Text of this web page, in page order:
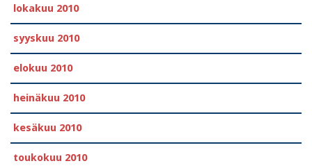
lokakuu 2010
syyskuu 2010
elokuu 2010
heinäkuu 2010
kesäkuu 2010
toukokuu 2010